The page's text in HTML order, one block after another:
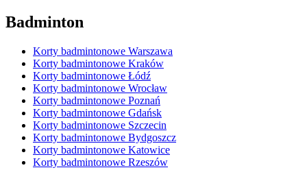
Badminton
Korty badmintonowe Warszawa
Korty badmintonowe Kraków
Korty badmintonowe Łódź
Korty badmintonowe Wrocław
Korty badmintonowe Poznań
Korty badmintonowe Gdańsk
Korty badmintonowe Szczecin
Korty badmintonowe Bydgoszcz
Korty badmintonowe Katowice
Korty badmintonowe Rzeszów